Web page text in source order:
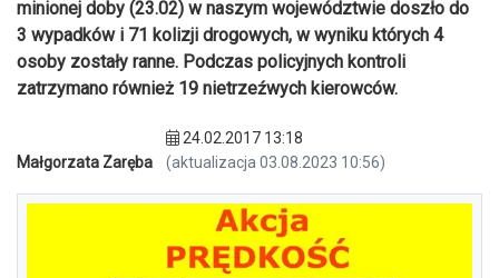
minionej doby (23.02) w naszym województwie doszło do
3 wypadków i 71 kolizji drogowych, w wyniku których 4
osoby zostały ranne. Podczas policyjnych kontroli
zatrzymano również 19 nietrzeźwych kierowców.
Małgorzata Zaręba
24.02.2017 13:18
(aktualizacja 03.08.2023 10:56)